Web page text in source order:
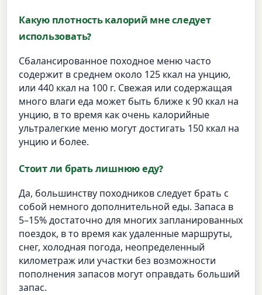
Какую плотность калорий мне следует
использовать?
Сбалансированное походное меню часто
содержит в среднем около 125 ккал на унцию,
или 440 ккал на 100 г. Свежая или содержащая
много влаги еда может быть ближе к 90 ккал на
унцию, в то время как очень калорийные
ультралегкие меню могут достигать 150 ккал на
унцию и более.
Стоит ли брать лишнюю еду?
Да, большинству походников следует брать с
собой немного дополнительной еды. Запаса в
5–15% достаточно для многих запланированных
поездок, в то время как удаленные маршруты,
снег, холодная погода, неопределенный
километраж или участки без возможности
пополнения запасов могут оправдать больший
запас.